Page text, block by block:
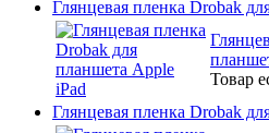
Глянцевая пленка Drobak
Товар
Глянцевая пленка Drobak